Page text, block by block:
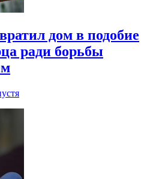
дом в подобие
ради борьбы